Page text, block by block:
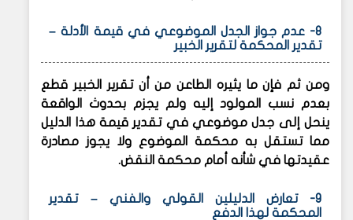
8- عدم جواز الجدل الموضوعي في قيمة الأدلة –
تقدير المحكمة لتقرير الخبير
ومن ثم فإن ما يثيره الطاعن من أن تقرير الخبير قطع
بعدم نسب المولود إليه ولم يجزم بحدوث الواقعة
ينحل إلى جدل موضوعي في تقدير قيمة هذا الدليل
مما تستقل به محكمة الموضوع ولا يجوز مصادرة
عقيدتها في شأنه أمام محكمة النقض.
9- تعارض الدليلين القولي والفني – تقدير
المحكمة لهذا الدفع